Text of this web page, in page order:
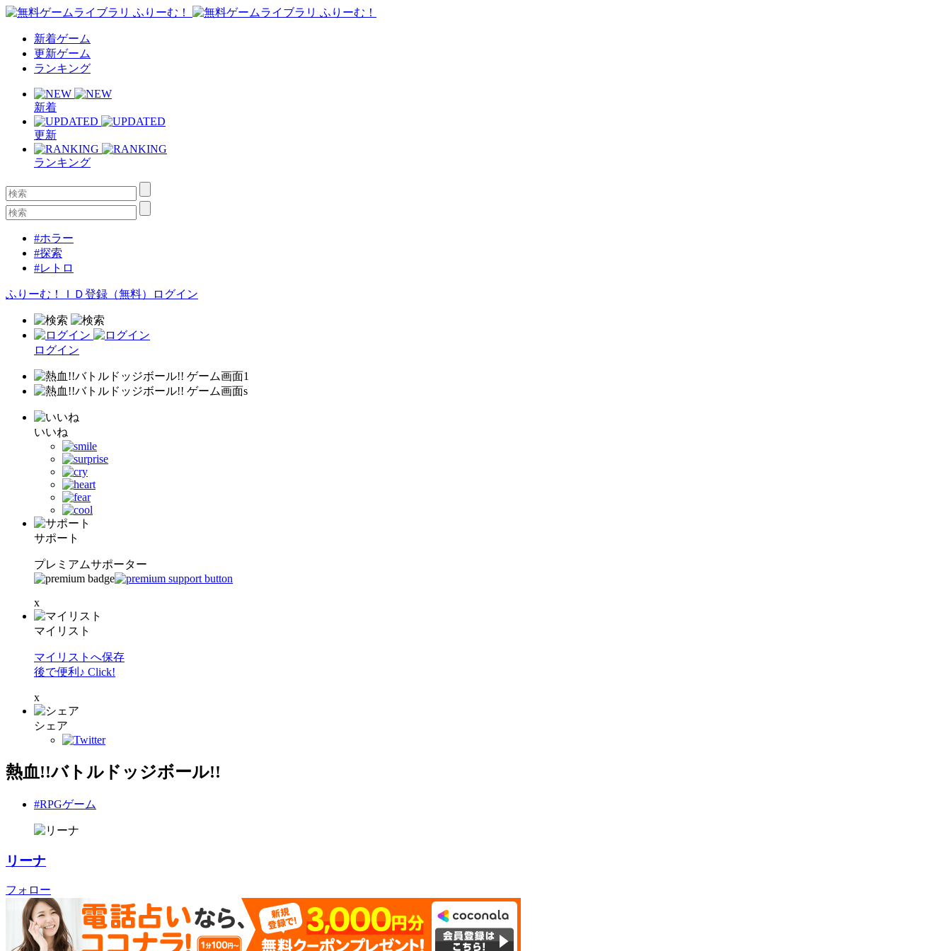
新着ゲーム
更新ゲーム
ランキング
新着
更新
ランキング
#ホラー
#探索
#レトロ
ふりーむ！ＩＤ登録（無料） ログイン
ログイン
いいね
サポート
プレミアムサポーター
x
マイリスト
マイリストへ保存
後で便利♪ Click!
x
シェア
熱血!!バトルドッジボール!!
#RPGゲーム
リーナ
フォロー